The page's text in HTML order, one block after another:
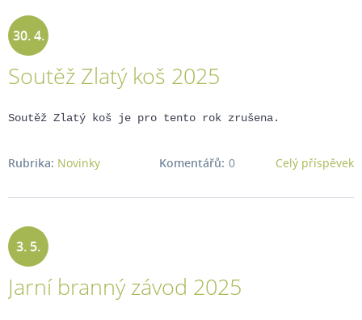
30. 4.
2025
Soutěž Zlatý koš 2025
Soutěž Zlatý koš je pro tento rok zrušena.
Celý příspěvek
Rubrika: Novinky 0
Komentářů:
3. 5.
2025
Jarní branný závod 2025